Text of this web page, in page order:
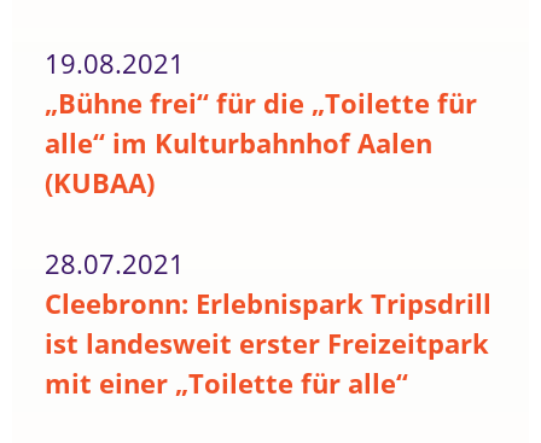
19.08.2021
„Bühne frei“ für die „Toilette für
alle“ im Kulturbahnhof Aalen
(KUBAA)
28.07.2021
Cleebronn: Erlebnispark Tripsdrill
ist landesweit erster Freizeitpark
mit einer „Toilette für alle“